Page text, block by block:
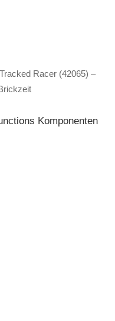
Racer (42065) –
Komponenten